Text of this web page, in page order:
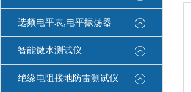
选频电平表,电平振荡器
智能微水测试仪
绝缘电阻接地防雷测试仪